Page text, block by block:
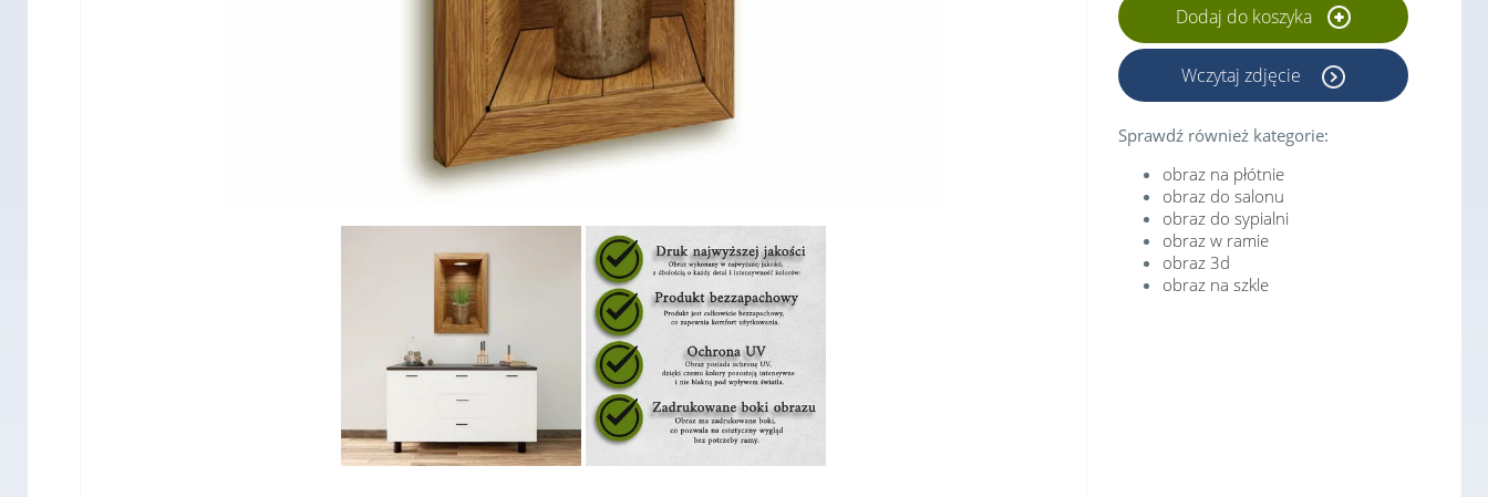
Dodaj do koszyka
Wczytaj zdjęcie
Sprawdź również kategorie:
obraz na płótnie
obraz do salonu
obraz do sypialni
obraz w ramie
obraz 3d
obraz na szkle